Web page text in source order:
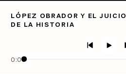
LÓPEZ OBRADOR Y EL JUICIO
DE LA HISTORIA
0:00
PÓDCASTS
Crecer en Distopía